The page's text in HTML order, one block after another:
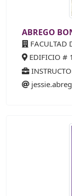
ABREGO
FACULTAD
EDIFICIO #